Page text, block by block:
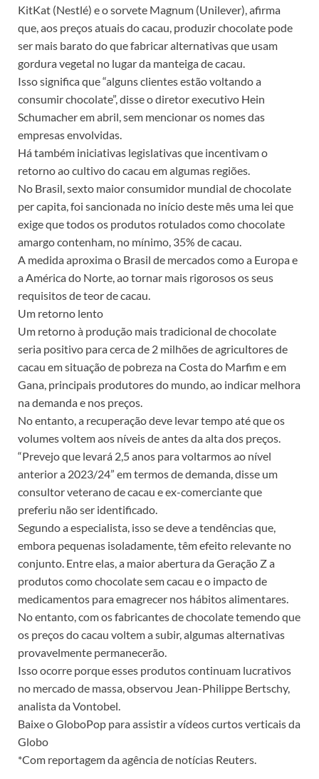
KitKat (Nestlé) e o sorvete Magnum (Unilever), afirma
que, aos preços atuais do cacau, produzir chocolate pode
ser mais barato do que fabricar alternativas que usam
gordura vegetal no lugar da manteiga de cacau.
Isso significa que “alguns clientes estão voltando a
consumir chocolate”, disse o diretor executivo Hein
Schumacher em abril, sem mencionar os nomes das
empresas envolvidas.
Há também iniciativas legislativas que incentivam o
retorno ao cultivo do cacau em algumas regiões.
No Brasil, sexto maior consumidor mundial de chocolate
per capita, foi sancionada no início deste mês uma lei que
exige que todos os produtos rotulados como chocolate
amargo contenham, no mínimo, 35% de cacau.
A medida aproxima o Brasil de mercados como a Europa e
a América do Norte, ao tornar mais rigorosos os seus
requisitos de teor de cacau.
Um retorno lento
Um retorno à produção mais tradicional de chocolate
seria positivo para cerca de 2 milhões de agricultores de
cacau em situação de pobreza na Costa do Marfim e em
Gana, principais produtores do mundo, ao indicar melhora
na demanda e nos preços.
No entanto, a recuperação deve levar tempo até que os
volumes voltem aos níveis de antes da alta dos preços.
“Prevejo que levará 2,5 anos para voltarmos ao nível
anterior a 2023/24” em termos de demanda, disse um
consultor veterano de cacau e ex-comerciante que
preferiu não ser identificado.
Segundo a especialista, isso se deve a tendências que,
embora pequenas isoladamente, têm efeito relevante no
conjunto. Entre elas, a maior abertura da Geração Z a
produtos como chocolate sem cacau e o impacto de
medicamentos para emagrecer nos hábitos alimentares.
No entanto, com os fabricantes de chocolate temendo que
os preços do cacau voltem a subir, algumas alternativas
provavelmente permanecerão.
Isso ocorre porque esses produtos continuam lucrativos
no mercado de massa, observou Jean-Philippe Bertschy,
analista da Vontobel.
Baixe o GloboPop para assistir a vídeos curtos verticais da
Globo
*Com reportagem da agência de notícias Reuters.